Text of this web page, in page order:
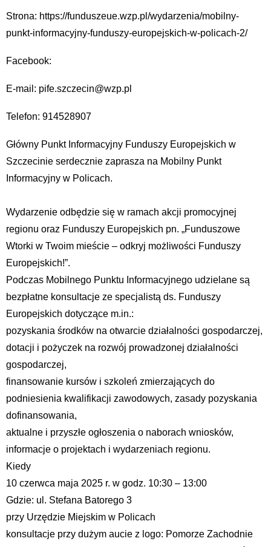
Strona: https://funduszeue.wzp.pl/wydarzenia/mobilny-
punkt-informacyjny-funduszy-europejskich-w-policach-2/
Facebook:
E-mail: pife.szczecin@wzp.pl
Telefon: 914528907
Główny Punkt Informacyjny Funduszy Europejskich w
Szczecinie serdecznie zaprasza na Mobilny Punkt
Informacyjny w Policach.
Wydarzenie odbędzie się w ramach akcji promocyjnej
regionu oraz Funduszy Europejskich pn. „Funduszowe
Wtorki w Twoim mieście – odkryj możliwości Funduszy
Europejskich!”.
Podczas Mobilnego Punktu Informacyjnego udzielane są
bezpłatne konsultacje ze specjalistą ds. Funduszy
Europejskich dotyczące m.in.:
pozyskania środków na otwarcie działalności gospodarczej,
dotacji i pożyczek na rozwój prowadzonej działalności
gospodarczej,
finansowanie kursów i szkoleń zmierzających do
podniesienia kwalifikacji zawodowych, zasady pozyskania
dofinansowania,
aktualne i przyszłe ogłoszenia o naborach wniosków,
informacje o projektach i wydarzeniach regionu.
Kiedy
10 czerwca maja 2025 r. w godz. 10:30 – 13:00
Gdzie: ul. Stefana Batorego 3
przy Urzędzie Miejskim w Policach
konsultacje przy dużym aucie z logo: Pomorze Zachodnie